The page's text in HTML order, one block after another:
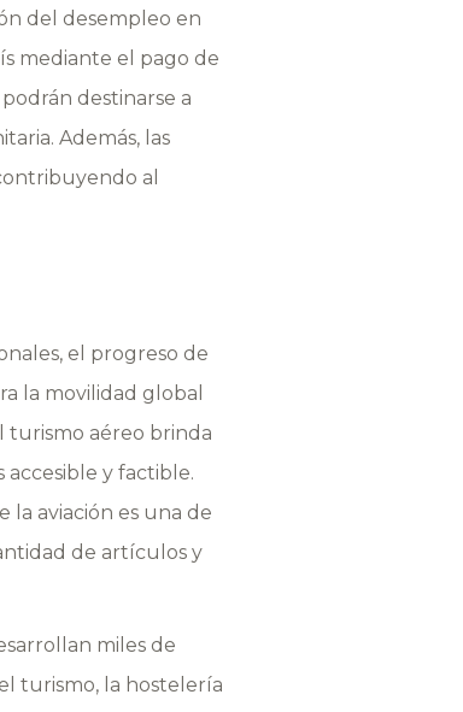
del desempleo en
mediante el pago de
destinarse a
Además, las
al
el progreso de
la movilidad global
turismo aéreo brinda
y factible.
la aviación es una de
de artículos y
miles de
turismo, la hostelería